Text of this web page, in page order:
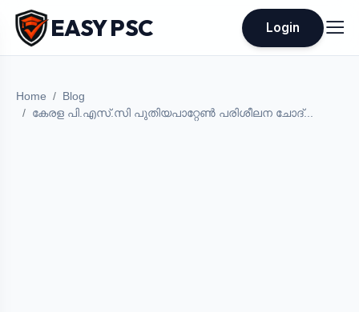
EASY PSC Login
Home
Blog
കേരള പി.എസ്.സി പുതിയപാറ്റേൺ പരിശീലന ചോദ്...